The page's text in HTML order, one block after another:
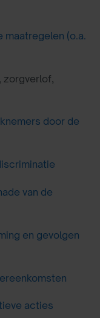
maatregelen (o.a.
zorgverlof,
door de
van de
en gevolgen
acties